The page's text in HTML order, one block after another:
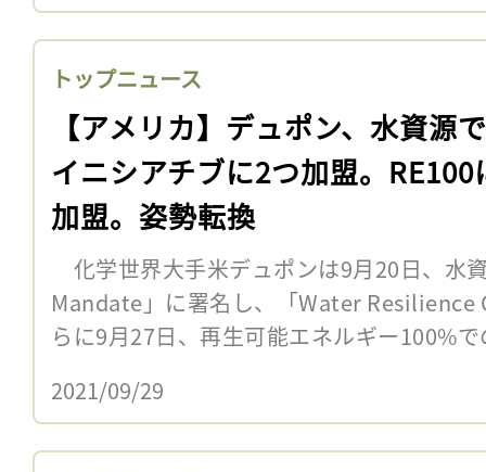
トップニュース
【アメリカ】デュポン、水資源
イニシアチブに2つ加盟。RE100
加盟。姿勢転換
化学世界大手米デュポンは9月20日、水
Mandate」に署名し、「Water
らに9月27日、再生可能エネルギー100%
2021/09/29